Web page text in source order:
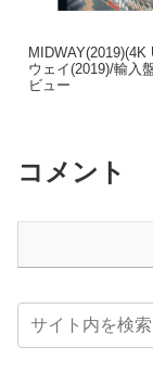
ウェイ(2019)/輸入
ビュー
コメント